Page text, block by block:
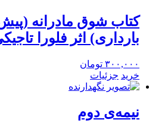
کتاب شوق مادرانه (پیش
بارداری) اثر فلورا
۳۰۰,۰۰۰ تومان
خرید جزئیات
نیمه‌ی دوم